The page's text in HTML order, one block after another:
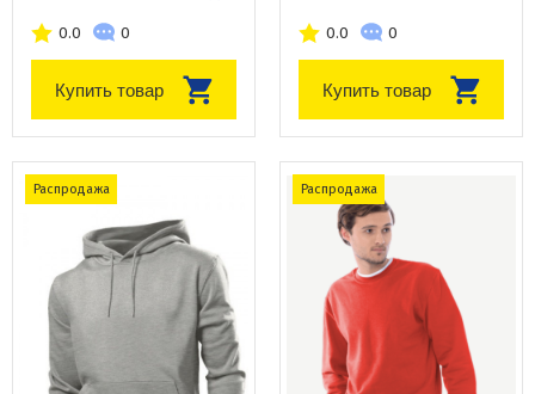
0.0 0
Купить товар
0.0 0
Купить товар
Распродажа Распродажа